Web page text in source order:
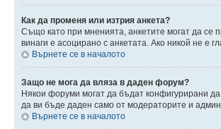
Как да променя или изтрия анкета?
Също като при мненията, анкетите могат да се
винаги е асоцирано с анкетата. Ако никой не е
Върнете се в началото
Защо не мога да вляза в даден форум?
Някои форуми могат да бъдат конфигурирани
да ви бъде даден само от модераторите и
Върнете се в началото